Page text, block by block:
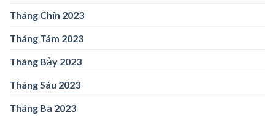
Tháng Chín 2023
Tháng Tám 2023
Tháng Bảy 2023
Tháng Sáu 2023
Tháng Ba 2023